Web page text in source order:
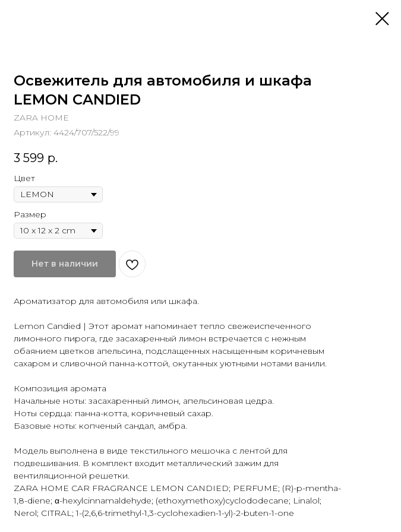
Освежитель для автомобиля и шкафа
LEMON CANDIED
ZARA HOME
Артикул: 4424/707/522/99
3 599 р.
Цвет
Размер
Нет в наличии
Ароматизатор для автомобиля или шкафа.
Lemon Candied | Этот аромат напоминает тепло свежеиспеченного
лимонного пирога, где засахаренный лимон встречается с нежным
обаянием цветков апельсина, подслащенных насыщенным коричневым
сахаром и сливочной панна-коттой, окутанных уютными нотами ванили.
Композиция аромата
Начальные ноты: засахаренный лимон, апельсиновая цедра.
Ноты сердца: панна-котта, коричневый сахар.
Базовые ноты: копченый сандал, амбра.
Модель выполнена в виде текстильного мешочка с лентой для
подвешивания. В комплект входит металлический зажим для
вентиляционной решетки.
ZARA HOME CAR FRAGRANCE LEMON CANDIED; PERFUME; (R)-p-mentha-
1,8-diene; α-hexylcinnamaldehyde; (ethoxymethoxy)cyclododecane; Linalol;
Nerol; CITRAL; 1-(2,6,6-trimethyl-1,3-cyclohexadien-1-yl)-2-buten-1-one